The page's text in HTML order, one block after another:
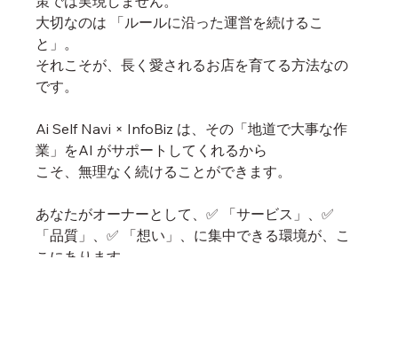
大切なのは 「ルールに沿った運営を続けるこ
と」。
それこそが、長く愛されるお店を育てる方法なの
です。
Ai Self Navi × InfoBiz は、その「地道で大事な作
業」をAI がサポートしてくれるから
こそ、無理なく続けることができます。
あなたがオーナーとして、✅ 「サービス」、✅
「品質」、✅ 「想い」、に集中できる環境が、こ
こにあります。